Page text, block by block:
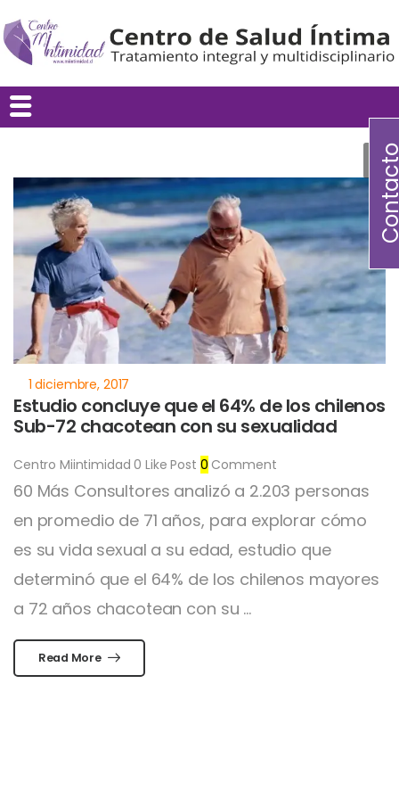
Estudio concluye que el 64% de los chilenos
Sub-72 chacotean con su sexualidad
Centro Miintimidad 0 Like Post 0 Comment
60 Más Consultores analizó a 2.203 personas
en promedio de 71 años, para explorar cómo
es su vida sexual a su edad, estudio que
determinó que el 64% de los chilenos mayores
a 72 años chacotean con su ...
Read More